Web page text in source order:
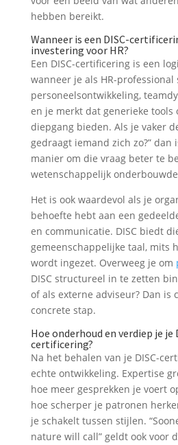
hebben bereikt.
Wanneer is een DISC-
investering voor HR?
Een DISC-certificering is een
wanneer je als HR-
personeelsontwikkeling,
en je merkt dat generieke tools
diepgang bieden. Als je vaker
gedraagt iemand zich zo?” dan
manier om die vraag beter te
wetenschappelijk
Het is ook waardevol als je
behoefte hebt aan een
en communicatie. DISC biedt
gemeenschappelijke taal, mits
wordt ingezet. Overweeg je om
DISC structureel in te zetten
of als externe adviseur? Dan is
concrete stap.
Hoe onderhoud en verdiep je je
certificering?
Na het behalen van je DISC-
echte ontwikkeling. Expertise
hoe meer gesprekken je voert
hoe scherper je patronen
je schakelt tussen stijlen.
nature will call” geldt ook voor